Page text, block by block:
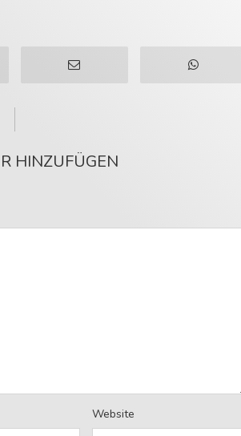
HINZUFÜGEN
Website